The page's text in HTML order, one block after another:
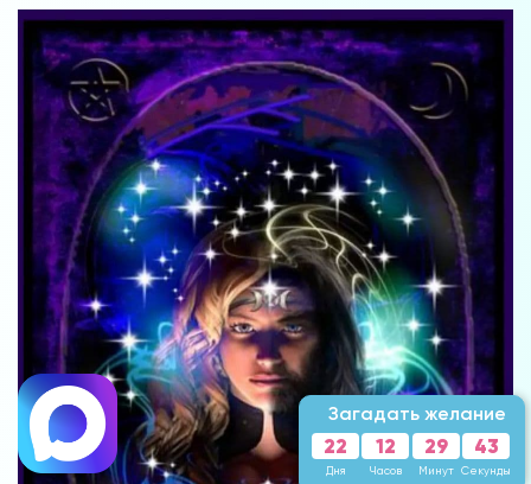
Загадать желание
22
Дня
12
Часов
29
Минут
41
Секунда